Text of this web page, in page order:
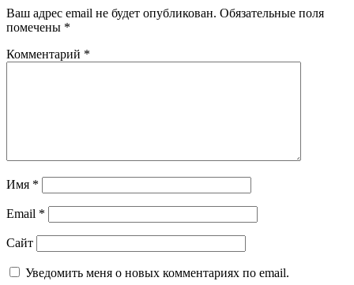
Ваш адрес email не будет опубликован. Обязательные поля
помечены *
Комментарий *
Имя *
Email *
Сайт
Уведомить меня о новых комментариях по email.